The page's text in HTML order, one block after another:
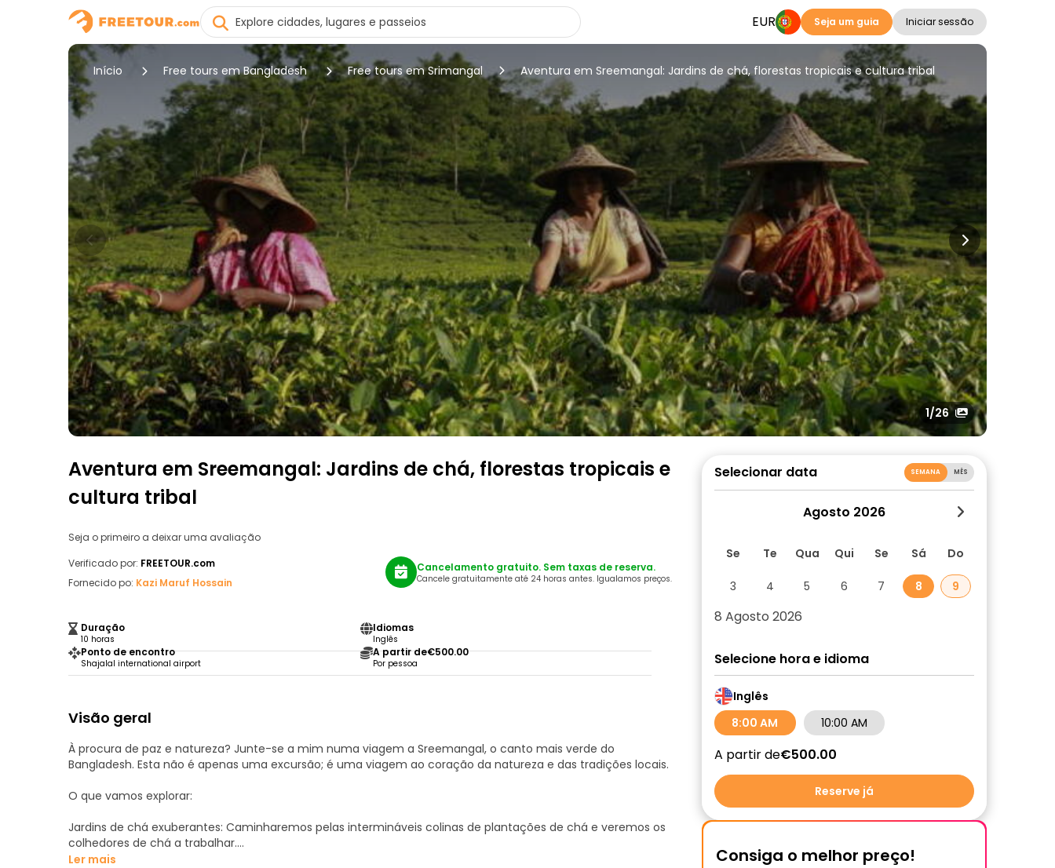
EUR Seja um guia Iniciar sessão
Início Free tours em Bangladesh Free tours em Srimangal Aventura em Sreemangal: Jardins de chá, florestas tropicais e cultura tribal
1/26
Aventura em Sreemangal: Jardins de chá, florestas tropicais e
cultura tribal
Seja o primeiro a deixar uma avaliação
Verificado por: FREETOUR.com
Fornecido po: Kazi Maruf Hossain
Duração
10 horas
Idiomas
Inglês
Ponto de encontro
Shajalal international airport
A partir de€500.00
Por pessoa
Cancelamento gratuito. Sem taxas de reserva.
Cancele gratuitamente até 24 horas antes. Igualamos preços.
Visão geral
À procura de paz e natureza? Junte-se a mim numa viagem a Sreemangal, o canto mais verde do
Bangladesh. Esta não é apenas uma excursão; é uma viagem ao coração da natureza e das tradições locais.
O que vamos explorar:
Jardins de chá exuberantes: Caminharemos pelas intermináveis colinas de plantações de chá e veremos os
colhedores de chá a trabalhar.
Ler mais
Selecionar data SEMANA MÊS
Agosto 2026
Se Te Qua Qui Se Sá Do
3 4 5 6 7 8 9
8 Agosto 2026
Selecione hora e idioma
Inglês
8:00 AM
10:00 AM
A partir de€500.00
Reserve já
Consiga o melhor preço!